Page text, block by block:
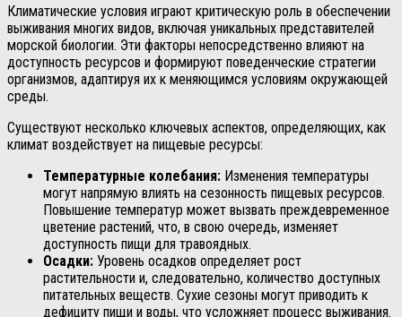
Климатические условия играют критическую роль в обеспечении
выживания многих видов, включая уникальных представителей
морской биологии. Эти факторы непосредственно влияют на
доступность ресурсов и формируют поведенческие стратегии
организмов, адаптируя их к меняющимся условиям окружающей
среды.
Существуют несколько ключевых аспектов, определяющих, как
климат воздействует на пищевые ресурсы:
Температурные колебания: Изменения температуры
могут напрямую влиять на сезонность пищевых ресурсов.
Повышение температур может вызвать преждевременное
цветение растений, что, в свою очередь, изменяет
доступность пищи для травоядных.
Осадки: Уровень осадков определяет рост
растительности и, следовательно, количество доступных
питательных веществ. Сухие сезоны могут приводить к
дефициту пищи и воды, что усложняет процесс выживания.